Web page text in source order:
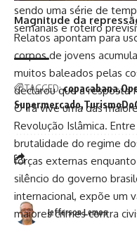
sendo uma série de
semanais e roteiro
TAGGED:copacabana
Supermercado
Jefferson Lemos
Magnitude da
Relatos apontam para
corpos de jovens
muitos baleados pelas
declarou que a resposta
O Irã vive uma das
Revolução Islâmica.
brutalidade do regime
forças externas
silêncio do governo
internacional, expõe um
maiores crimes contra